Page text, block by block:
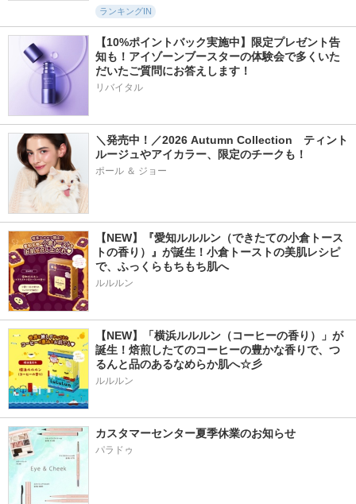
ランキングIN
【10%ポイントバック実施中】限定プレゼント告
知も！アイゾーンブースターの体験会で多くいた
だいたご質問にお答えします！
リバイタル
＼発売中！／2026 Autumn Collection　ティント
ルージュやアイカラー、限定のチークも！
ポール ＆ ジョー
【NEW】『愛知ルルルン（できたての小倉トース
トの香り）』が誕生！小倉トーストの美肌レシピ
で、ふっくらもちもち肌へ
ルルルン
【NEW】「横浜ルルルン（コーヒーの香り）」が
誕生！焙煎したてのコーヒーの豊かな香りで、つ
るんと品のあるなめらか肌へ☆彡
ルルルン
カスタマーセンター夏季休業のお知らせ
パラドゥ